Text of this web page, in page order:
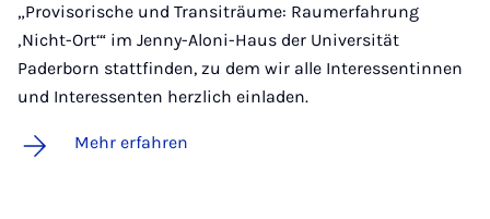
„Provisorische und Transiträume: Raumerfahrung
‚Nicht-Ort‘“ im Jenny-Aloni-Haus der Universität
Paderborn stattfinden, zu dem wir alle Interessentinnen
und Interessenten herzlich einladen.
Mehr erfahren